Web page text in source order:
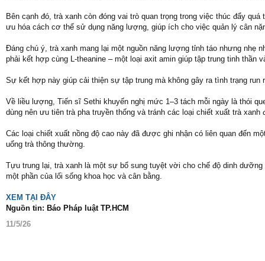
Bên cạnh đó, trà xanh còn đóng vai trò quan trọng trong việc thúc đẩy
ưu hóa cách cơ thể sử dụng năng lượng, giúp ích cho việc quản lý cân
Đáng chú ý, trà xanh mang lại một nguồn năng lượng tỉnh táo nhưng
phải kết hợp cùng L-theanine – một loại axit amin giúp tập trung tinh thần
Sự kết hợp này giúp cải thiện sự tập trung mà không gây ra tình trạng
Về liều lượng, Tiến sĩ Sethi khuyến nghị mức 1–3 tách mỗi ngày là thói
dùng nên ưu tiên trà pha truyền thống và tránh các loại chiết xuất trà
Các loại chiết xuất nồng độ cao này đã được ghi nhận có liên quan đến
uống trà thông thường.
Tựu trung lại, trà xanh là một sự bổ sung tuyệt vời cho chế độ dinh
một phần của lối sống khoa học và cân bằng.
XEM TẠI ĐÂY
Nguồn tin: Báo Pháp luật TP.HCM
11/5/26